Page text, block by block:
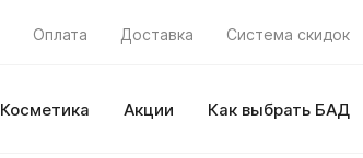
Оплата Доставка Система скидок
Косметика Акции Как выбрать БАД